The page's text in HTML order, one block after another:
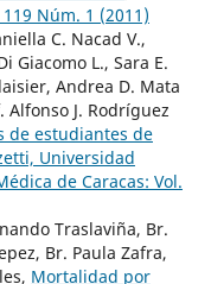
Núm. 1 (2011)
C. Nacad V.,
Giacomo L., Sara E.
Andrea D. Mata
J. Rodríguez
de estudiantes de
Universidad
de Caracas: Vol.
Traslaviña, Br.
Br. Paula Zafra,
Mortalidad por